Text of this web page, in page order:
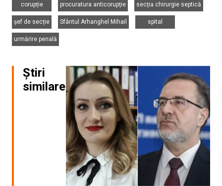
corupție
procuratura anticorupție
secția chirurgie septică
șef de secție
Sfântul Arhanghel Mihail
spital
urmărire penală
Știri
similare